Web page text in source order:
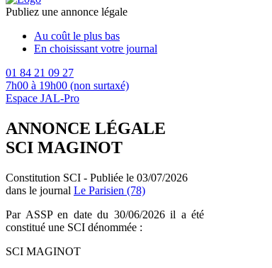
Publiez une annonce légale
Au coût le plus bas
En choisissant votre journal
01 84 21 09 27
7h00 à 19h00 (non surtaxé)
Espace JAL-Pro
ANNONCE LÉGALE
SCI MAGINOT
Constitution SCI - Publiée le 03/07/2026
dans le journal Le Parisien (78)
Par ASSP en date du 30/06/2026 il a été
constitué une SCI dénommée :
SCI MAGINOT